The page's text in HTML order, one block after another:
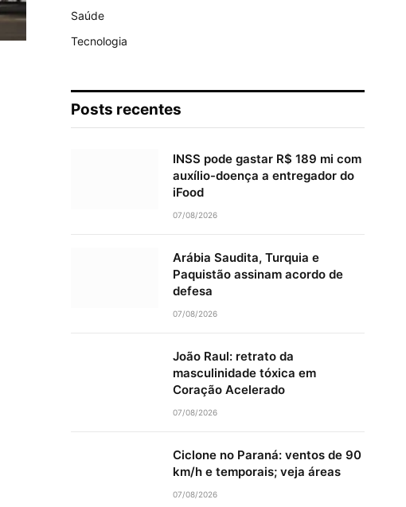
Saúde
Tecnologia
Posts recentes
INSS pode gastar R$ 189 mi com
auxílio-doença a entregador do
iFood
07/08/2026
Arábia Saudita, Turquia e
Paquistão assinam acordo de
defesa
07/08/2026
João Raul: retrato da
masculinidade tóxica em
Coração Acelerado
07/08/2026
Ciclone no Paraná: ventos de 90
km/h e temporais; veja áreas
07/08/2026